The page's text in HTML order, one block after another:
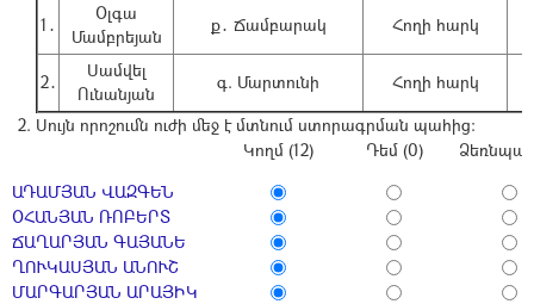
1․
Օլգա
Մամբրեյան
ք․ Ճամբարակ Հողի հարկ
2․
Սամվել
Ունանյան
գ. Մարտունի
Հողի հարկ
Սույն որոշումն ուժի մեջ է մտնում ստորագրման պահից:
Կողմ (12)
Դեմ (0)
ԱԴԱՄՅԱՆ ՎԱԶԳԵՆ
ՕՀԱՆՅԱՆ ՌՈԲԵՐՏ
ՃԱՂԱՐՅԱՆ ԳԱՅԱՆԵ
ՂՈՒԿԱՍՅԱՆ ԱՆՈՒՇ
ՄԱՐԳԱՐՅԱՆ ԱՐԱՅԻԿ